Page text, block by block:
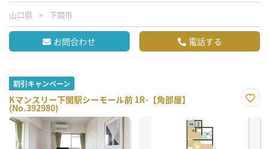
山口県 下関市
お問合わせ 電話する
割引キャンペーン
Kマンスリー下関駅シーモール前 1R-【角部屋】
(No.392980)
に入